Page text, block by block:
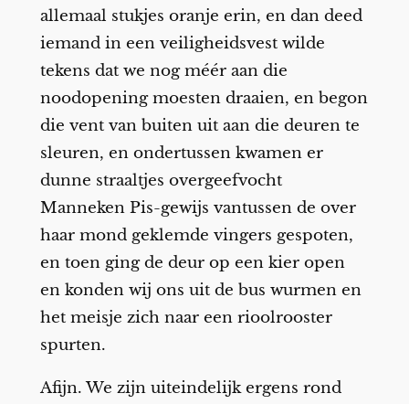
allemaal stukjes oranje erin, en dan deed
iemand in een veiligheidsvest wilde
tekens dat we nog méér aan die
noodopening moesten draaien, en begon
die vent van buiten uit aan die deuren te
sleuren, en ondertussen kwamen er
dunne straaltjes overgeefvocht
Manneken Pis-gewijs vantussen de over
haar mond geklemde vingers gespoten,
en toen ging de deur op een kier open
en konden wij ons uit de bus wurmen en
het meisje zich naar een rioolrooster
spurten.
Afijn. We zijn uiteindelijk ergens rond